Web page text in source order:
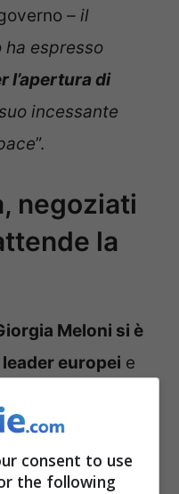
– il
espresso
l’apertura di
incessante
”.
negoziati
la
Meloni si è
europei e
La premier
della Santa
consent to use
the following